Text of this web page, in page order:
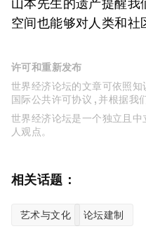
山本先生的遗产提醒我
空间也能够对人类和社
许可和重新发布
世界经济论坛的文章可依照
国际公共许可协议 , 并根据我
世界经济论坛是一个独立且
人观点。
相关话题：
艺术与文化 论坛建制